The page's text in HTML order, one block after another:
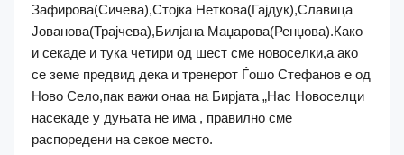
Зафирова(Сичева),Стојка Неткова(Гајдук),Славица
Јованова(Трајчева),Билјана Маџарова(Ренџова).Како
и секаде и тука четири од шест сме новоселки,а ако
се земе предвид дека и тренерот Ѓошо Стефанов е од
Ново Село,пак важи онаа на Бирјата „Нас Новоселци
насекаде у дуњата не има , правилно сме
распоредени на секое место.